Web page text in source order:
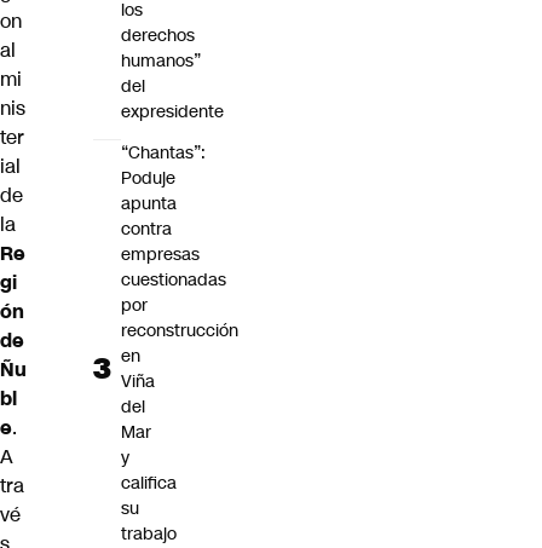
on
al
mi
nis
ter
ial
de
la
Re
gi
ón
de
Ñu
bl
e.
A
tra
vé
los
derechos
humanos”
del
expresidente
“Chantas”:
Poduje
apunta
contra
empresas
cuestionadas
por
reconstrucción
en
Viña
del
Mar
y
califica
su
trabajo